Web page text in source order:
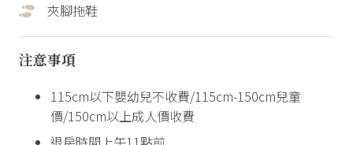
夾腳拖鞋
注意事項
115cm以下嬰幼兒不收費/115cm-150cm兒童
價/150cm以上成人價收費